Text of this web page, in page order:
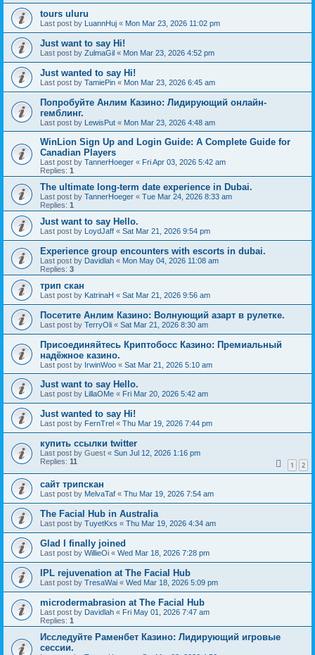
tours uluru
Last post by LuannHuj « Mon Mar 23, 2026 11:02 pm
Just want to say Hi!
Last post by ZulmaGil « Mon Mar 23, 2026 4:52 pm
Just wanted to say Hi!
Last post by TamiePin « Mon Mar 23, 2026 6:45 am
Попробуйте Анлим Казино: Лидирующий онлайн-
гемблинг.
Last post by LewisPut « Mon Mar 23, 2026 4:48 am
WinLion Sign Up and Login Guide: A Complete Guide for
Canadian Players
Last post by TannerHoeger « Fri Apr 03, 2026 5:42 am
Replies: 1
The ultimate long-term date experience in Dubai.
Last post by TannerHoeger « Tue Mar 24, 2026 8:33 am
Replies: 1
Just want to say Hello.
Last post by LoydJaff « Sat Mar 21, 2026 9:54 pm
Experience group encounters with escorts in dubai.
Last post by Davidlah « Mon May 04, 2026 11:08 am
Replies: 3
трип скан
Last post by KatrinaH « Sat Mar 21, 2026 9:56 am
Посетите Анлим Казино: Волнующий азарт в рулетке.
Last post by TerryOli « Sat Mar 21, 2026 8:30 am
Присоединяйтесь Криптобосс Казино: Премиальный
надёжное казино.
Last post by IrwinWoo « Sat Mar 21, 2026 5:10 am
Just want to say Hello.
Last post by LillaOMe « Fri Mar 20, 2026 5:42 am
Just wanted to say Hi!
Last post by FernTrel « Thu Mar 19, 2026 7:44 pm
купить ссылки twitter
Last post by Guest « Sun Jul 12, 2026 1:16 pm
Replies: 11 1 2
сайт трипскан
Last post by MelvaTaf « Thu Mar 19, 2026 7:54 am
The Facial Hub in Australia
Last post by TuyetKxs « Thu Mar 19, 2026 4:34 am
Glad I finally joined
Last post by WillieOi « Wed Mar 18, 2026 7:28 pm
IPL rejuvenation at The Facial Hub
Last post by TresaWai « Wed Mar 18, 2026 5:09 pm
microdermabrasion at The Facial Hub
Last post by Davidlah « Fri May 01, 2026 7:47 am
Replies: 1
Исследуйте Раменбет Казино: Лидирующий игровые
сессии.